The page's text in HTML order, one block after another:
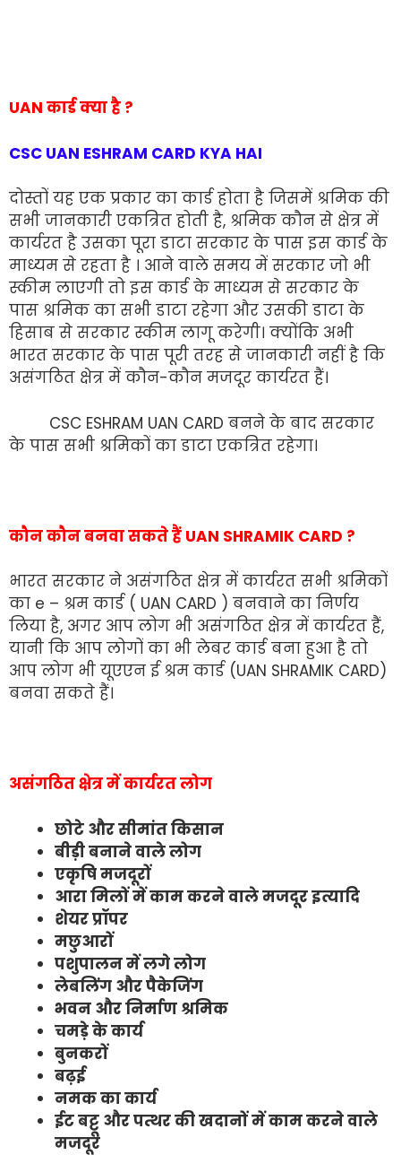
UAN कार्ड क्या है ?
CSC UAN ESHRAM CARD KYA HAI
दोस्तों यह एक प्रकार का कार्ड होता है जिसमें श्रमिक की
सभी जानकारी एकत्रित होती है, श्रमिक कौन से क्षेत्र में
कार्यरत है उसका पूरा डाटा सरकार के पास इस कार्ड के
माध्यम से रहता है । आने वाले समय में सरकार जो भी
स्कीम लाएगी तो इस कार्ड के माध्यम से सरकार के
पास श्रमिक का सभी डाटा रहेगा और उसकी डाटा के
हिसाब से सरकार स्कीम लागू करेगी। क्योंकि अभी
भारत सरकार के पास पूरी तरह से जानकारी नहीं है कि
असंगठित क्षेत्र में कौन-कौन मजदूर कार्यरत हैं।
CSC ESHRAM UAN CARD बनने के बाद सरकार
के पास सभी श्रमिकों का डाटा एकत्रित रहेगा।
कौन कौन बनवा सकते हैं UAN SHRAMIK CARD ?
भारत सरकार ने असंगठित क्षेत्र में कार्यरत सभी श्रमिकों
का e – श्रम कार्ड ( UAN CARD ) बनवाने का निर्णय
लिया है, अगर आप लोग भी असंगठित क्षेत्र में कार्यरत हैं,
यानी कि आप लोगों का भी लेबर कार्ड बना हुआ है तो
आप लोग भी यूएएन ई श्रम कार्ड (UAN SHRAMIK CARD)
बनवा सकते हैं।
असंगठित क्षेत्र में कार्यरत लोग
छोटे और सीमांत किसान
बीड़ी बनाने वाले लोग
एकृषि मजदूरों
आरा मिलों में काम करने वाले मजदूर इत्यादि
शेयर प्रॉपर
मछुआरों
पशुपालन में लगे लोग
लेबलिंग और पैकेजिंग
भवन और निर्माण श्रमिक
चमड़े के कार्य
बुनकरों
बढ़ई
नमक का कार्य
ईट बट्टू और पत्थर की खदानों में काम करने वाले
मजदूर